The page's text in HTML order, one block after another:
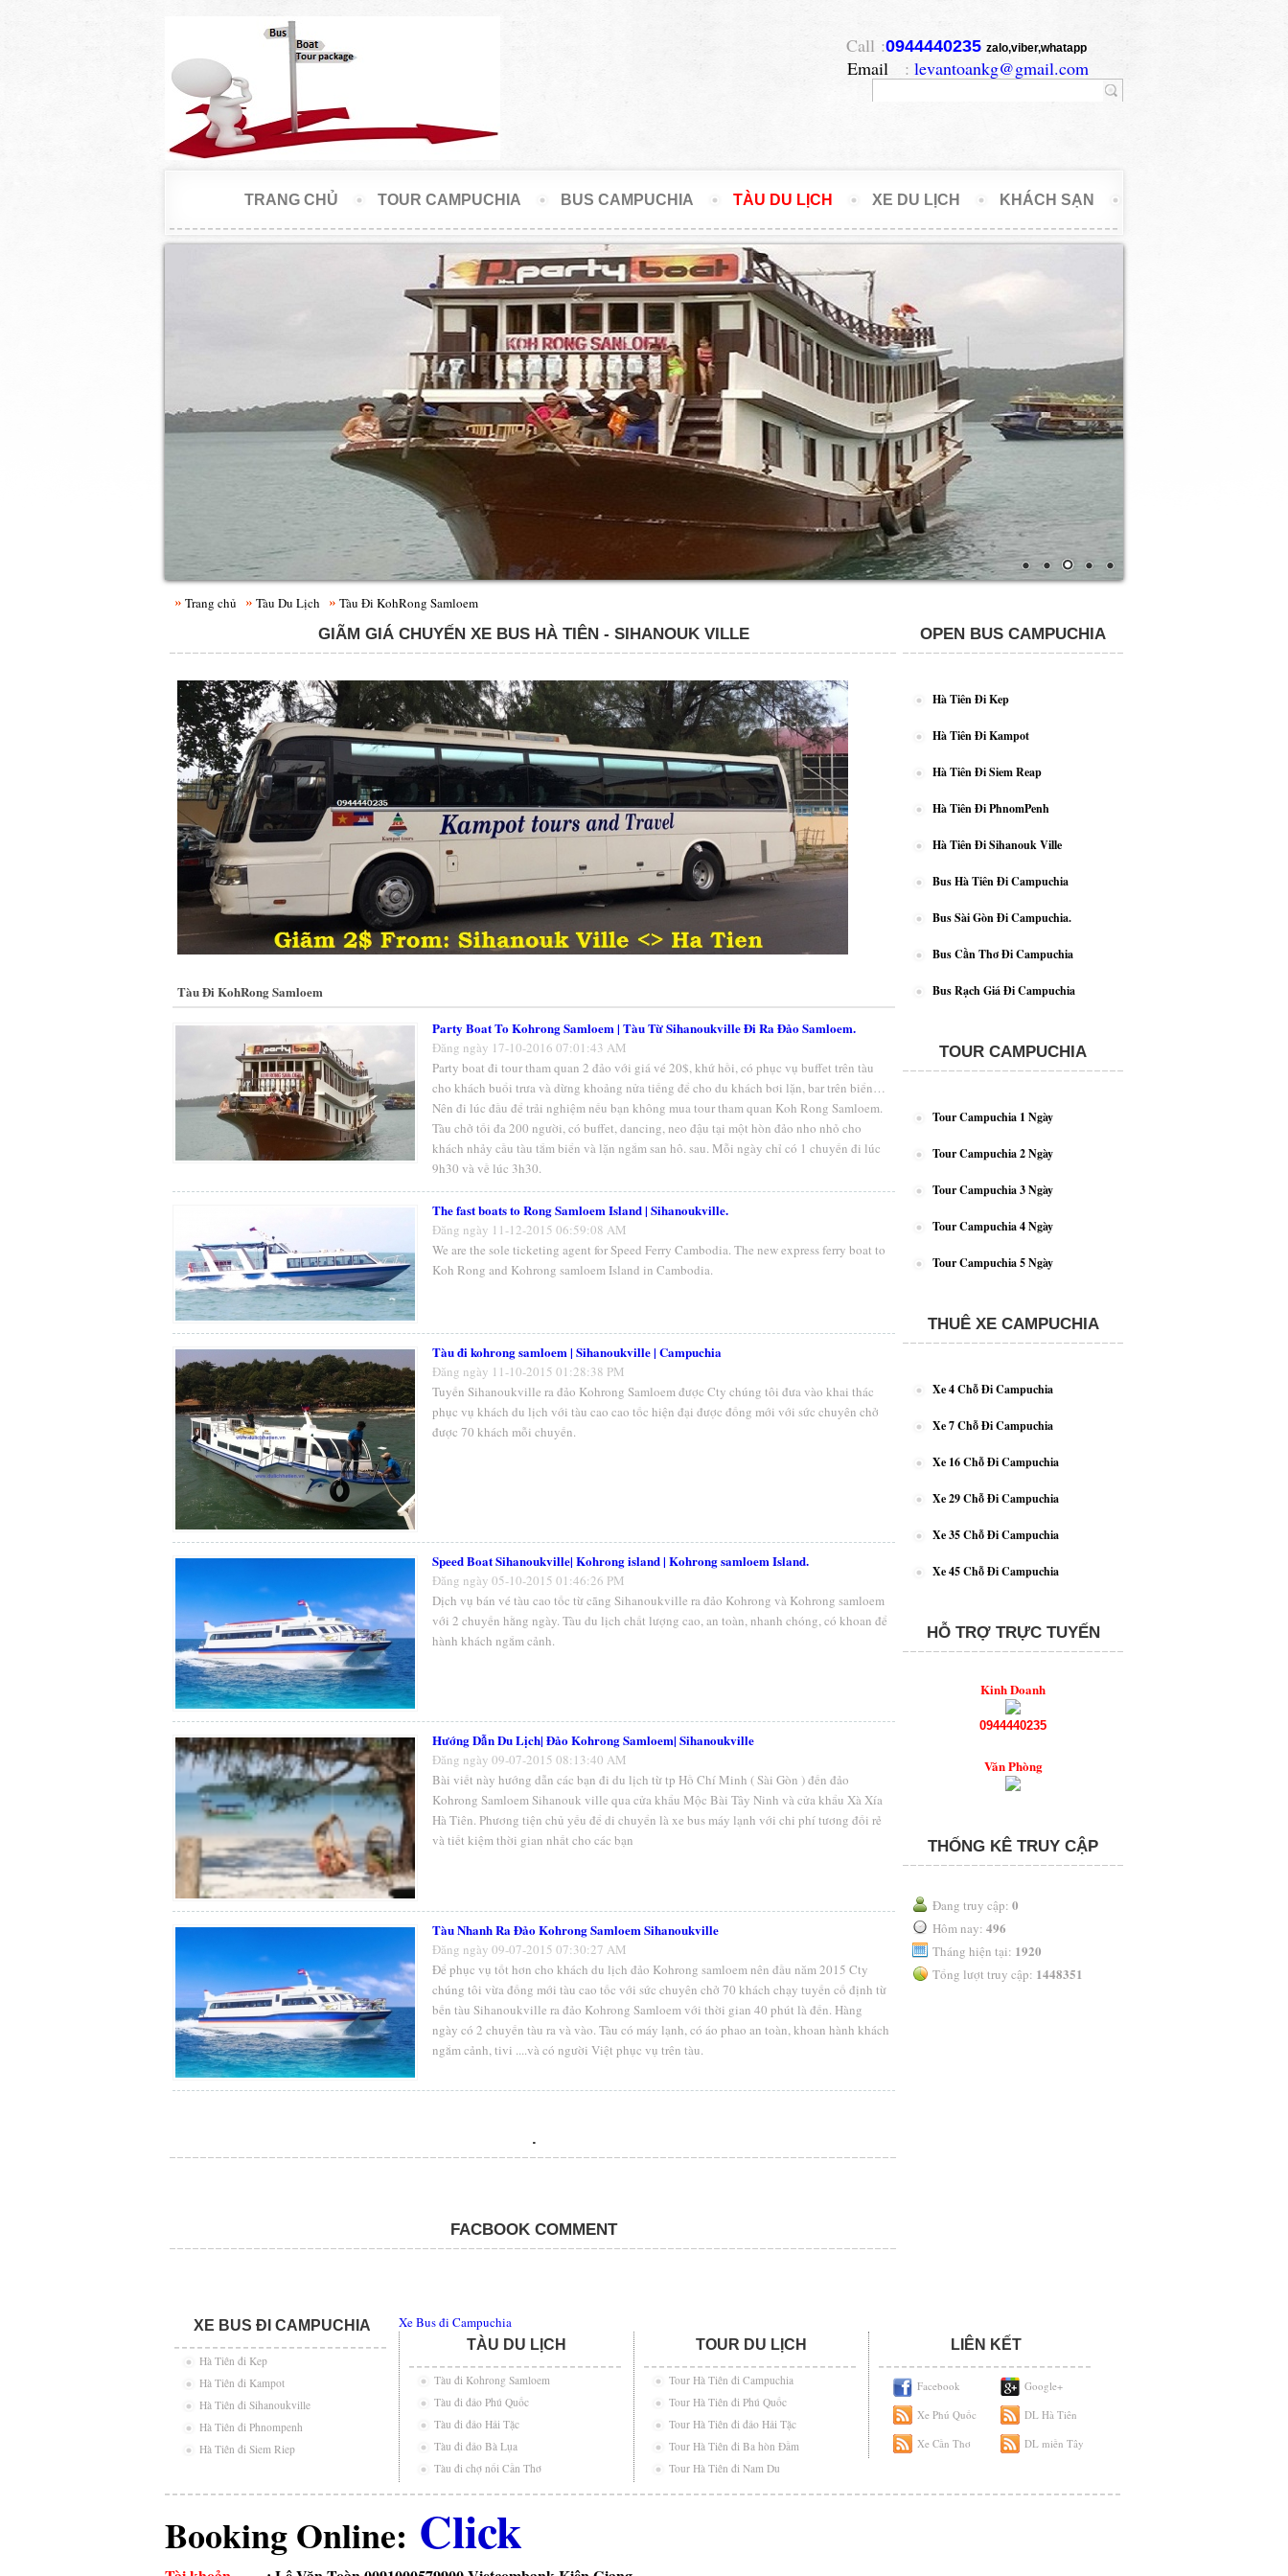
Call :0944440235 zalo,viber,whatapp
Email : levantoankg@gmail.com
TRANG CHỦ TOUR CAMPUCHIA BUS CAMPUCHIA TÀU DU LỊCH XE DU LỊCH KHÁCH SẠN
Trang chủ Tàu Du Lịch Tàu Đi KohRong Samloem
GIÃM GIÁ CHUYẾN XE BUS HÀ TIÊN - SIHANOUK VILLE
Tàu Đi KohRong Samloem
Party Boat To Kohrong Samloem | Tàu Từ Sihanoukville Đi Ra Đảo Samloem.
Đăng ngày 17-10-2016 07:01:43 AM
Party boat đi tour tham quan 2 đảo với giá vé 20$, khứ hồi, có phục vụ buffet trên tàu
cho khách buổi trưa và dừng khoảng nửa tiếng để cho du khách bơi lặn, bar trên biển…
Nên đi lúc đầu để trải nghiệm nếu bạn không mua tour tham quan Koh Rong Samloem.
Tàu chở tối đa 200 người, có buffet, dancing, neo đậu tại một hòn đảo nho nhỏ cho
khách nhảy cầu tàu tắm biển và lặn ngắm san hô. sau. Mỗi ngày chỉ có 1 chuyến đi lúc
9h30 và về lúc 3h30.
The fast boats to Rong Samloem Island | Sihanoukville.
Đăng ngày 11-12-2015 06:59:08 AM
We are the sole ticketing agent for Speed Ferry Cambodia. The new express ferry boat to
Koh Rong and Kohrong samloem Island in Cambodia.
Tàu đi kohrong samloem | Sihanoukville | Campuchia
Đăng ngày 11-10-2015 01:28:38 PM
Tuyến Sihanoukville ra đảo Kohrong Samloem được Cty chúng tôi đưa vào khai thác
phục vụ khách du lịch với tàu cao cao tốc hiện đại được đống mới với sức chuyên chở
được 70 khách mỗi chuyến.
Speed Boat Sihanoukville| Kohrong island | Kohrong samloem Island.
Đăng ngày 05-10-2015 01:46:26 PM
Dịch vụ bán vé tàu cao tốc từ cãng Sihanoukville ra đảo Kohrong và Kohrong samloem
với 2 chuyến hằng ngày. Tàu du lịch chất lượng cao, an toàn, nhanh chóng, có khoan để
hành khách ngắm cảnh.
Hướng Dẫn Du Lịch| Đảo Kohrong Samloem| Sihanoukville
Đăng ngày 09-07-2015 08:13:40 AM
Bài viết này hướng dẫn các bạn đi du lịch từ tp Hồ Chí Minh ( Sài Gòn ) đến đảo
Kohrong Samloem Sihanouk ville qua cửa khẩu Mộc Bài Tây Ninh và cửa khẩu Xà Xía
Hà Tiên. Phương tiện chủ yếu để di chuyển là xe bus máy lạnh với chi phí tương đối rẻ
và tiết kiệm thời gian nhất cho các bạn
Tàu Nhanh Ra Đảo Kohrong Samloem Sihanoukville
Đăng ngày 09-07-2015 07:30:27 AM
Để phục vụ tốt hơn cho khách du lịch đảo Kohrong samloem nên đầu năm 2015 Cty
chúng tôi vừa đống mới tàu cao tốc với sức chuyên chở 70 khách chạy tuyến cố định từ
bến tàu Sihanoukville ra đảo Kohrong Samloem với thời gian 40 phút là đến. Hàng
ngày có 2 chuyến tàu ra và vào. Tàu có máy lạnh, có áo phao an toàn, khoan hành khách
ngắm cảnh, tivi ....và có người Việt phục vụ trên tàu.
.
FACBOOK COMMENT
OPEN BUS CAMPUCHIA
Hà Tiên Đi Kep
Hà Tiên Đi Kampot
Hà Tiên Đi Siem Reap
Hà Tiên Đi PhnomPenh
Hà Tiên Đi Sihanouk Ville
Bus Hà Tiên Đi Campuchia
Bus Sài Gòn Đi Campuchia.
Bus Cần Thơ Đi Campuchia
Bus Rạch Giá Đi Campuchia
TOUR CAMPUCHIA
Tour Campuchia 1 Ngày
Tour Campuchia 2 Ngày
Tour Campuchia 3 Ngày
Tour Campuchia 4 Ngày
Tour Campuchia 5 Ngày
THUÊ XE CAMPUCHIA
Xe 4 Chỗ Đi Campuchia
Xe 7 Chỗ Đi Campuchia
Xe 16 Chỗ Đi Campuchia
Xe 29 Chỗ Đi Campuchia
Xe 35 Chỗ Đi Campuchia
Xe 45 Chỗ Đi Campuchia
HỖ TRỢ TRỰC TUYẾN
Kinh Doanh
0944440235
Văn Phòng
THỐNG KÊ TRUY CẬP
Đang truy cập: 0
Hôm nay: 496
Tháng hiện tại: 1920
Tổng lượt truy cập: 1448351
XE BUS ĐI CAMPUCHIA
Hà Tiên đi Kep
Hà Tiên đi Kampot
Hà Tiên đi Sihanoukville
Hà Tiên đi Phnompenh
Hà Tiên đi Siem Riep
Xe Bus đi Campuchia
TÀU DU LỊCH
Tàu đi Kohrong Samloem
Tàu đi đảo Phú Quốc
Tàu đi đảo Hải Tặc
Tàu đi đảo Bà Lụa
Tàu đi chợ nổi Cần Thơ
TOUR DU LỊCH
Tour Hà Tiên đi Campuchia
Tour Hà Tiên đi Phú Quốc
Tour Hà Tiên đi đảo Hải Tặc
Tour Hà Tiên đi Ba hòn Đầm
Tour Hà Tiên đi Nam Du
LIÊN KẾT
Facebook
Google+
Xe Phú Quốc
DL Hà Tiên
Xe Cần Thơ
DL miền Tây
Booking Online: Click